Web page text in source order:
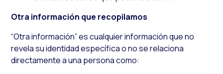
Otra información que recopilamos
“Otra información” es cualquier información que no
revela su identidad específica o no se relaciona
directamente a una persona como: